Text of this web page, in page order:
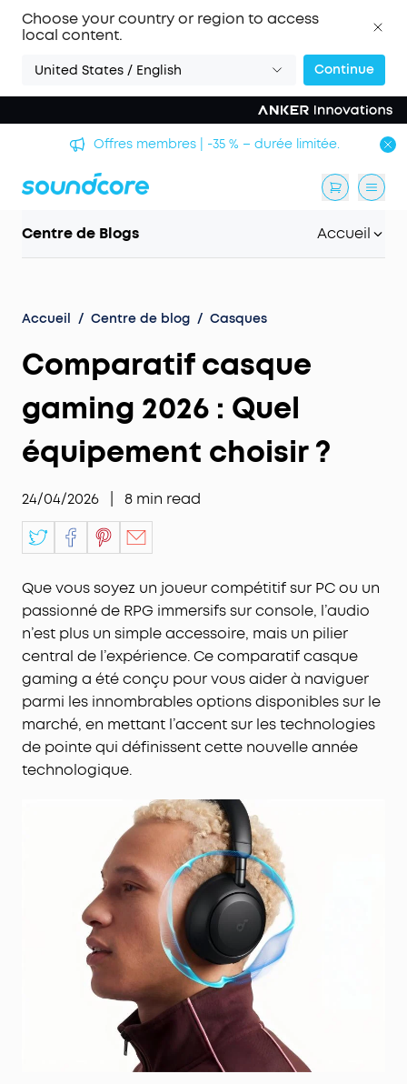
Choose your country or region to access
local content.
United States / English Continue
Offres membres | -35 % – durée limitée.
Centre de Blogs Accueil
Accueil / Centre de blog / Casques
Comparatif casque
gaming 2026 : Quel
équipement choisir ?
24/04/2026 8 min read
Que vous soyez un joueur compétitif sur PC ou un
passionné de RPG immersifs sur console, l’audio
n’est plus un simple accessoire, mais un pilier
central de l’expérience. Ce comparatif casque
gaming a été conçu pour vous aider à naviguer
parmi les innombrables options disponibles sur le
marché, en mettant l’accent sur les technologies
de pointe qui définissent cette nouvelle année
technologique.